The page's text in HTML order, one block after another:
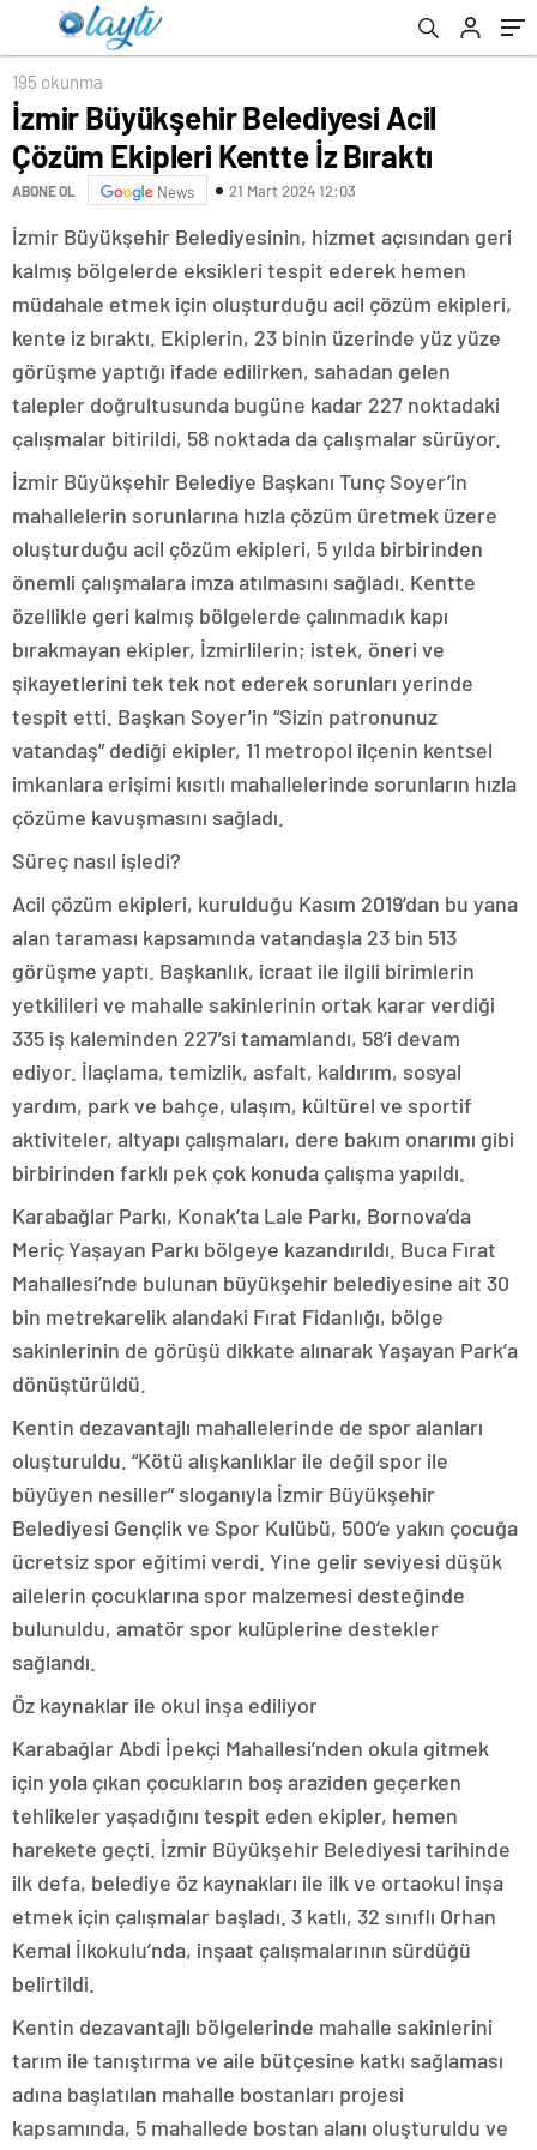
195 okunma
İzmir Büyükşehir Belediyesi Acil
Çözüm Ekipleri Kentte İz Bıraktı
ABONE OL News 21 Mart 2024 12:03
İzmir Büyükşehir Belediyesinin, hizmet açısından geri
kalmış bölgelerde eksikleri tespit ederek hemen
müdahale etmek için oluşturduğu acil çözüm ekipleri,
kente iz bıraktı. Ekiplerin, 23 binin üzerinde yüz yüze
görüşme yaptığı ifade edilirken, sahadan gelen
talepler doğrultusunda bugüne kadar 227 noktadaki
çalışmalar bitirildi, 58 noktada da çalışmalar sürüyor.
İzmir Büyükşehir Belediye Başkanı Tunç Soyer’in
mahallelerin sorunlarına hızla çözüm üretmek üzere
oluşturduğu acil çözüm ekipleri, 5 yılda birbirinden
önemli çalışmalara imza atılmasını sağladı. Kentte
özellikle geri kalmış bölgelerde çalınmadık kapı
bırakmayan ekipler, İzmirlilerin; istek, öneri ve
şikayetlerini tek tek not ederek sorunları yerinde
tespit etti. Başkan Soyer’in “Sizin patronunuz
vatandaş” dediği ekipler, 11 metropol ilçenin kentsel
imkanlara erişimi kısıtlı mahallelerinde sorunların hızla
çözüme kavuşmasını sağladı.
Süreç nasıl işledi?
Acil çözüm ekipleri, kurulduğu Kasım 2019’dan bu yana
alan taraması kapsamında vatandaşla 23 bin 513
görüşme yaptı. Başkanlık, icraat ile ilgili birimlerin
yetkilileri ve mahalle sakinlerinin ortak karar verdiği
335 iş kaleminden 227’si tamamlandı, 58’i devam
ediyor. İlaçlama, temizlik, asfalt, kaldırım, sosyal
yardım, park ve bahçe, ulaşım, kültürel ve sportif
aktiviteler, altyapı çalışmaları, dere bakım onarımı gibi
birbirinden farklı pek çok konuda çalışma yapıldı.
Karabağlar Parkı, Konak’ta Lale Parkı, Bornova’da
Meriç Yaşayan Parkı bölgeye kazandırıldı. Buca Fırat
Mahallesi’nde bulunan büyükşehir belediyesine ait 30
bin metrekarelik alandaki Fırat Fidanlığı, bölge
sakinlerinin de görüşü dikkate alınarak Yaşayan Park’a
dönüştürüldü.
Kentin dezavantajlı mahallelerinde de spor alanları
oluşturuldu. “Kötü alışkanlıklar ile değil spor ile
büyüyen nesiller” sloganıyla İzmir Büyükşehir
Belediyesi Gençlik ve Spor Kulübü, 500’e yakın çocuğa
ücretsiz spor eğitimi verdi. Yine gelir seviyesi düşük
ailelerin çocuklarına spor malzemesi desteğinde
bulunuldu, amatör spor kulüplerine destekler
sağlandı.
Öz kaynaklar ile okul inşa ediliyor
Karabağlar Abdi İpekçi Mahallesi’nden okula gitmek
için yola çıkan çocukların boş araziden geçerken
tehlikeler yaşadığını tespit eden ekipler, hemen
harekete geçti. İzmir Büyükşehir Belediyesi tarihinde
ilk defa, belediye öz kaynakları ile ilk ve ortaokul inşa
etmek için çalışmalar başladı. 3 katlı, 32 sınıflı Orhan
Kemal İlkokulu’nda, inşaat çalışmalarının sürdüğü
belirtildi.
Kentin dezavantajlı bölgelerinde mahalle sakinlerini
tarım ile tanıştırma ve aile bütçesine katkı sağlaması
adına başlatılan mahalle bostanları projesi
kapsamında, 5 mahallede bostan alanı oluşturuldu ve